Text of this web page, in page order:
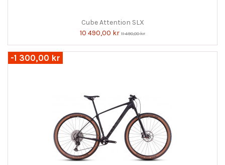
Cube Attention SLX
10 490,00 kr 11 490,00 kr
-1 300,00 kr